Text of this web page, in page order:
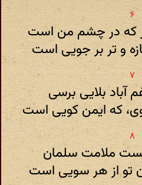
که در چشم من است
و تر بر جویی است
آباد بلایی برسی
که ایمن کویی است
نیست ملامت سلمان
تو از هر سویی است